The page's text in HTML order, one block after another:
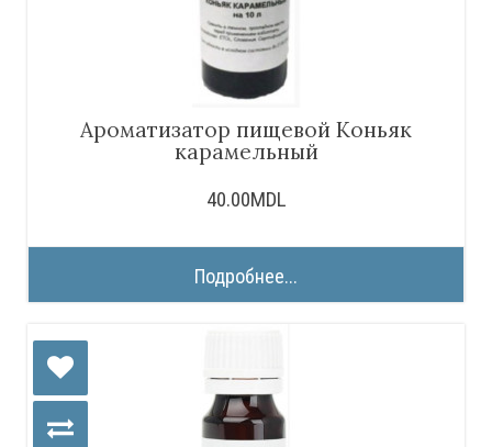
Ароматизатор пищевой Коньяк
карамельный
40.00MDL
Подробнее...